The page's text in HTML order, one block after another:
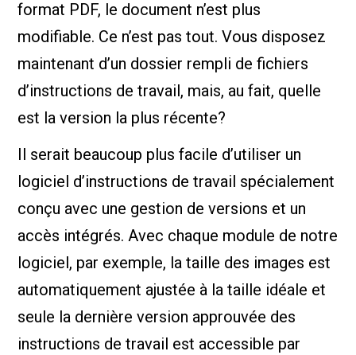
format PDF, le document n’est plus
modifiable. Ce n’est pas tout. Vous disposez
maintenant d’un dossier rempli de fichiers
d’instructions de travail, mais, au fait, quelle
est la version la plus récente?
Il serait beaucoup plus facile d’utiliser un
logiciel d’instructions de travail spécialement
conçu avec une gestion de versions et un
accès intégrés. Avec chaque module de notre
logiciel, par exemple, la taille des images est
automatiquement ajustée à la taille idéale et
seule la dernière version approuvée des
instructions de travail est accessible par